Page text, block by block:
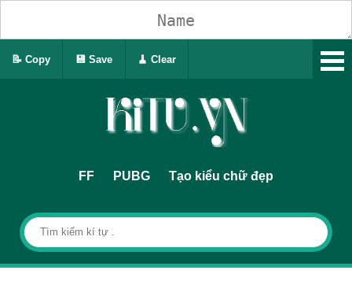
FF PUBG Tạo kiểu chữ đẹp
📝 Copy 💾 Save 🧹 Clear